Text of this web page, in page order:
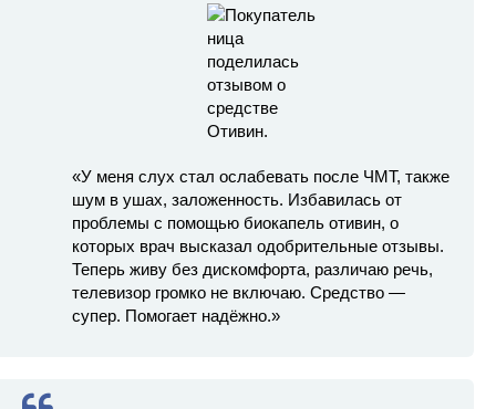
«У меня слух стал ослабевать после ЧМТ, также
шум в ушах, заложенность. Избавилась от
проблемы с помощью биокапель отивин, о
которых врач высказал одобрительные отзывы.
Теперь живу без дискомфорта, различаю речь,
телевизор громко не включаю. Средство —
супер. Помогает надёжно.»